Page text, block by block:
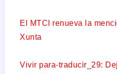
El MTCI renueva la
Xunta
Vivir para-traducir_29: